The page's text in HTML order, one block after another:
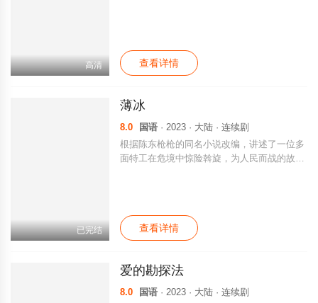
高清
于《扑通扑通花少年》的剧情方面还未有过多
的消息曝出，但是根据影片的名字就可以猜测
出这是一部关于青春、关于躁动、关于热血的
已在美丽的滨海城市厦门投入拍摄，预计于不
久的未来将在网络平台上与观众朋友见面，且
让我们拭目以待吧！
查看详情
已完结
薄冰
8.0 国语 · 2023 · 大陆 · 连续剧
根据陈东枪枪的同名小说改编，讲述了一位多
面特工在危境中惊险斡旋，为人民而战的故
查看详情
爱的勘探法
8.0 国语 · 2023 · 大陆 · 连续剧